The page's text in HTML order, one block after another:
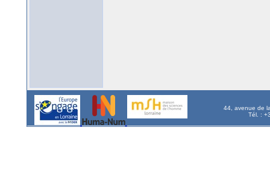
44, avenue de
Tél. :